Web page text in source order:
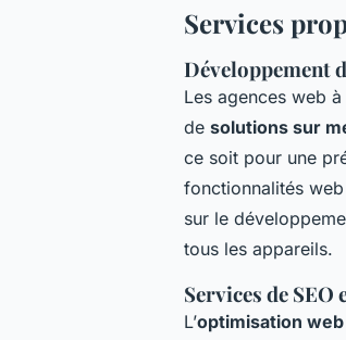
Services
Développement
Les agences web
de solutions sur
ce soit pour une
fonctionnalités
sur le
tous les appareils.
Services de
L’optimisation web